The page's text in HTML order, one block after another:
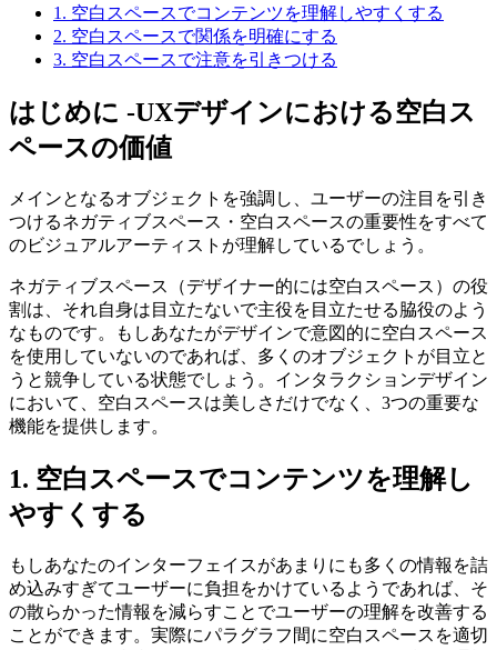
1. 空白スペースでコンテンツを理解しやすくする
2. 空白スペースで関係を明確にする
3. 空白スペースで注意を引きつける
はじめに -UXデザインにおける空白ス
ペースの価値
メインとなるオブジェクトを強調し、ユーザーの注目を引き
つけるネガティブスペース・空白スペースの重要性をすべて
のビジュアルアーティストが理解しているでしょう。
ネガティブスペース（デザイナー的には空白スペース）の役
割は、それ自身は目立たないで主役を目立たせる脇役のよう
なものです。もしあなたがデザインで意図的に空白スペース
を使用していないのであれば、多くのオブジェクトが目立と
うと競争している状態でしょう。インタラクションデザイン
において、空白スペースは美しさだけでなく、3つの重要な
機能を提供します。
1. 空白スペースでコンテンツを理解し
やすくする
もしあなたのインターフェイスがあまりにも多くの情報を詰
め込みすぎてユーザーに負担をかけているようであれば、そ
の散らかった情報を減らすことでユーザーの理解を改善する
ことができます。実際にパラグラフ間に空白スペースを適切